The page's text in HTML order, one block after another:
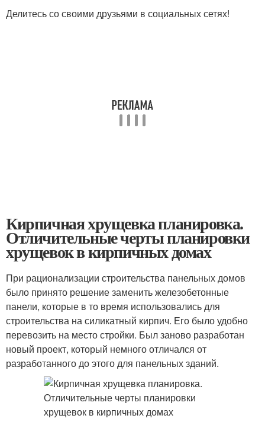
Делитесь со своими друзьями в социальных сетях!
Кирпичная хрущевка планировка.
Отличительные черты планировки
хрущевок в кирпичных домах
При рационализации строительства панельных домов
было принято решение заменить железобетонные
панели, которые в то время использовались для
строительства на силикатный кирпич. Его было удобно
перевозить на место стройки. Был заново разработан
новый проект, который немного отличался от
разработанного до этого для панельных зданий.